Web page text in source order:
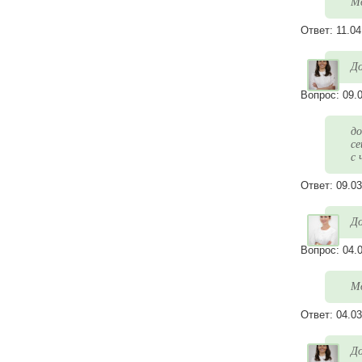
Ответ:
Вопрос:
с
Ответ:
Вопрос:
Ответ: